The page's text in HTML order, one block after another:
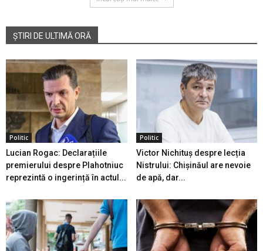
ȘTIRI DE ULTIMĂ ORĂ
Politic
Lucian Rogac: Declarațiile
premierului despre Plahotniuc
reprezintă o ingerință în actul...
Politic
Victor Nichituș despre lecția
Nistrului: Chișinăul are nevoie
de apă, dar...